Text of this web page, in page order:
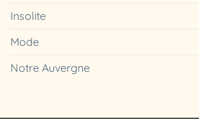
Insolite
Mode
Notre Auvergne